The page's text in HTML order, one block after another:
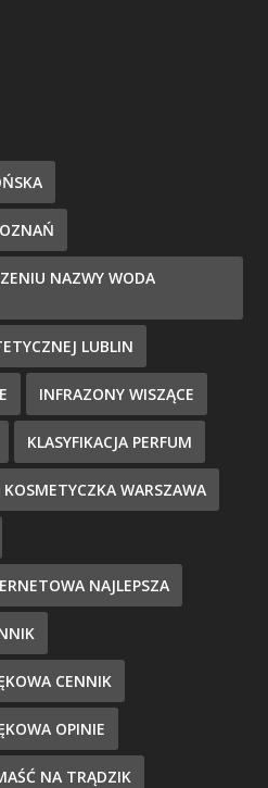
NAZWY WODA
LUBLIN
INFRAZONY WISZĄCE
KLASYFIKACJA PERFUM
KOSMETYCZKA WARSZAWA
NAJLEPSZA
CENNIK
OPINIE
NA TRĄDZIK